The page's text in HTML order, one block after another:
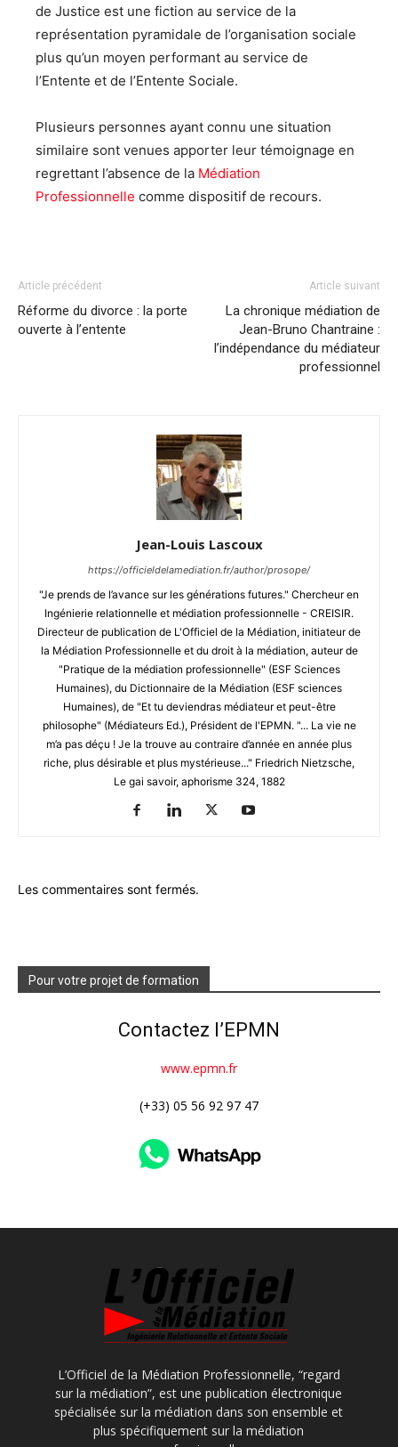
de Justice est une fiction au service de la
représentation pyramidale de l’organisation sociale
plus qu’un moyen performant au service de
l’Entente et de l’Entente Sociale.
Plusieurs personnes ayant connu une situation
similaire sont venues apporter leur témoignage en
regrettant l’absence de la Médiation
Professionnelle comme dispositif de recours.
Article précédent
Réforme du divorce : la porte
ouverte à l’entente
Article suivant
La chronique médiation de
Jean-Bruno Chantraine :
l’indépendance du médiateur
professionnel
Jean-Louis Lascoux
https://officieldelamediation.fr/author/prosope/
"Je prends de l’avance sur les générations futures." Chercheur en
Ingénierie relationnelle et médiation professionnelle - CREISIR.
Directeur de publication de L'Officiel de la Médiation, initiateur de
la Médiation Professionnelle et du droit à la médiation, auteur de
"Pratique de la médiation professionnelle" (ESF Sciences
Humaines), du Dictionnaire de la Médiation (ESF sciences
Humaines), de "Et tu deviendras médiateur et peut-être
philosophe" (Médiateurs Ed.), Président de l'EPMN. "... La vie ne
m’a pas déçu ! Je la trouve au contraire d’année en année plus
riche, plus désirable et plus mystérieuse..." Friedrich Nietzsche,
Le gai savoir, aphorisme 324, 1882
Les commentaires sont fermés.
Pour votre projet de formation
Contactez l’EPMN
www.epmn.fr
(+33) 05 56 92 97 47
L’Officiel de la Médiation Professionnelle, “regard
sur la médiation”, est une publication électronique
spécialisée sur la médiation dans son ensemble et
plus spécifiquement sur la médiation